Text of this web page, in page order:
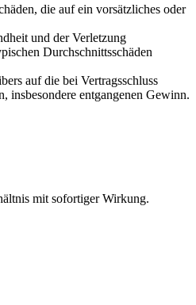
die auf ein vorsätzliches oder
und der Verletzung
Durchschnittsschäden
auf die bei Vertragsschluss
insbesondere entgangenen Gewinn.
mit sofortiger Wirkung.